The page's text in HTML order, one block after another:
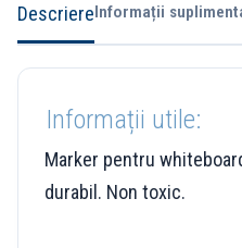
DescriereInformații
Informații utile:
Marker pentru
durabil. Non toxic.